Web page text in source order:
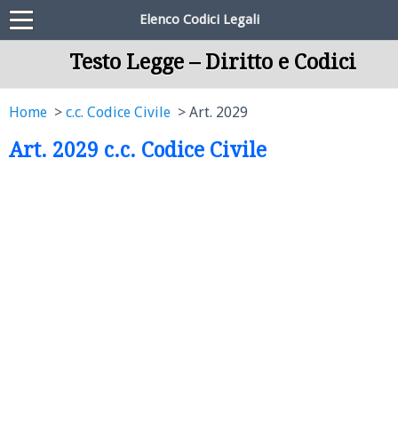
Elenco Codici Legali
Testo Legge – Diritto e Codici
Home c.c. Codice Civile Art. 2029
Art. 2029 c.c. Codice Civile